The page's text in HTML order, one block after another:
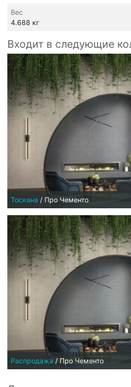
Вес
4.688 кг
Входит в следующие
Тоскана / Про Чементо
Распродажа / Про Чементо